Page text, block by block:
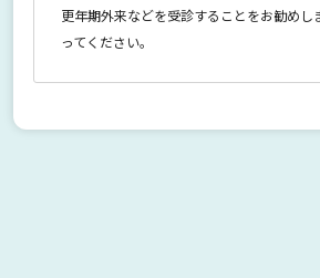
更年期外来などを受診することをお勧めし
ってください。